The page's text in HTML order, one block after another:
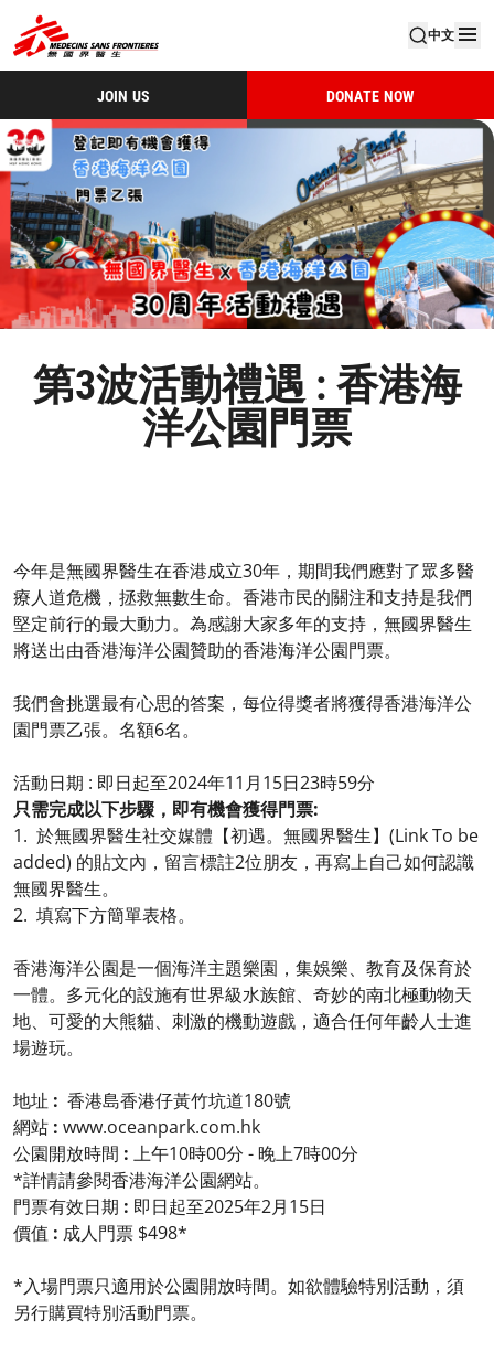
中文
JOIN US DONATE NOW
第3波活動禮遇 : 香港海
洋公園門票
今年是無國界醫生在香港成立30年，期間我們應對了眾多醫
療人道危機，拯救無數生命。香港市民的關注和支持是我們
堅定前行的最大動力。為感謝大家多年的支持，無國界醫生
將送出由香港海洋公園贊助的香港海洋公園門票。
我們會挑選最有心思的答案，每位得獎者將獲得香港海洋公
園門票乙張。名額6名。
活動日期 : 即日起至2024年11月15日23時59分
只需完成以下步驟，即有機會獲得門票:
1. 於無國界醫生社交媒體【初遇。無國界醫生】(Link To be
added) 的貼文內，留言標註2位朋友，再寫上自己如何認識
無國界醫生。
2. 填寫下方簡單表格。
香港海洋公園是一個海洋主題樂園，集娛樂、教育及保育於
一體。多元化的設施有世界級水族館、奇妙的南北極動物天
地、可愛的大熊貓、刺激的機動遊戲，適合任何年齡人士進
場遊玩。
地址 : 香港島香港仔黃竹坑道180號
網站 : www.oceanpark.com.hk
公園開放時間 : 上午10時00分 - 晚上7時00分
*詳情請參閱香港海洋公園網站。
門票有效日期 : 即日起至2025年2月15日
價值 : 成人門票 $498*
*入場門票只適用於公園開放時間。如欲體驗特別活動，須
另行購買特別活動門票。